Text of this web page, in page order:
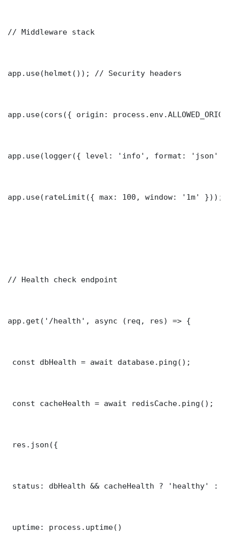
// Middleware stack
app.use(helmet()); // Security headers
app.use(cors({ origin:
app.use(logger({ level: 'info', format: 'json'
app.use(rateLimit({ max: 100, window: '1m' }));
// Health check endpoint
app.get('/health', async (req, res) => {
const dbHealth = await database.ping();
const cacheHealth = await redisCache.ping();
res.json({
status: dbHealth && cacheHealth ? 'healthy' :
uptime: process.uptime()